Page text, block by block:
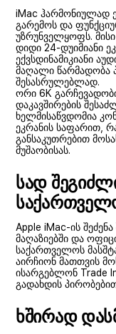
iMac ჰარმონიულად
გარემოს და
უზრუნველყოფს.
დიდი 24-დუიმიანი
ექვსდინამიკიანი
მაღალი წარმადობა
შესასრულებლად.
ორი 6K
დაკავშირების
ხელმისაწვდომია
ეკრანის საფარით,
განსაკუთრებით
მუშაობისას.
სად
Apple iMac-ის
მაღაზიებში და
საქართველოს
აირჩიონ მათთვის
ისარგებლონ Trade
გადახდის
ხშირად